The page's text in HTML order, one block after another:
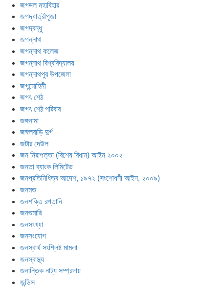
জগদ্দল মহাবিহার
জগদ্ধাত্রীপূজা
জগদ্বন্ধু
জগন্নাথ
জগন্নাথ কলেজ
জগন্নাথ বিশ্ববিদ্যালয়
জগন্নাথপুর উপজেলা
জগন্মোহিনী
জগৎ শেঠ
জগৎ শেঠ পরিবার
জঙ্গনামা
জঙ্গলবাড়ি দুর্গ
জটার দেউল
জন নিরাপত্তা (বিশেষ বিধান) আইন ২০০২
জনতা ব্যাংক লিমিটেড
জনপ্রতিনিধিত্ব আদেশ, ১৯৭২ (সংশোধনী আইন, ২০০৯)
জনমত
জনশক্তি রপ্তানি
জনশুমারি
জনসংখ্যা
জনসংযোগ
জনস্বার্থ সংশ্লিষ্ট মামলা
জনস্বাস্থ্য
জনান্তিক নাট্য সম্প্রদায়
জন্ডিস